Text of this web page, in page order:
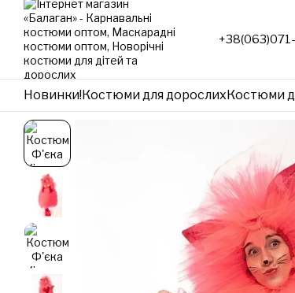
Перейти до основного контенту
Новинки!Костюми для дорослихКостюми